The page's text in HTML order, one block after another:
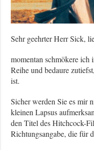
Sehr geehrter Herr Sick,
momentan schmökere
Reihe und bedaure
ist.
Sicher werden Sie es mir
kleinen Lapsus
den Titel des Hitchcock-
Richtungsangabe, die für